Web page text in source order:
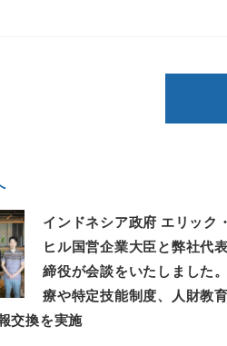
インドネシア政府 エリック
ヒル国営企業大臣と弊社代
締役が会談をいたしました
療や特定技能制度、人財教
交換を実施